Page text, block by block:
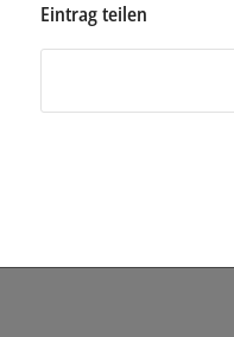
Eintrag teilen